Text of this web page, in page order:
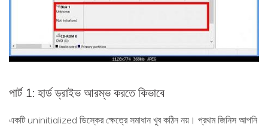
পার্ট 1: হার্ড ড্রাইভ আরম্ভ করতে কিভাবে
একটি uninitialized ডিস্কের ক্ষেত্রে সমাধান খুব কঠিন নয়। প্রথম জিনিস আপনি